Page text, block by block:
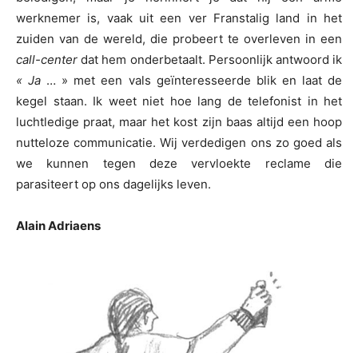
werknemer is, vaak uit een ver Franstalig land in het
zuiden van de wereld, die probeert te overleven in een
call-centerdat hem onderbetaalt. Persoonlijk antwoord ik
« Ja … » met een vals geïnteresseerde blik en laat de
kegel staan. Ik weet niet hoe lang de telefonist in het
luchtledige praat, maar het kost zijn baas altijd een hoop
nutteloze communicatie. Wij verdedigen ons zo goed als
we kunnen tegen deze vervloekte reclame die
parasiteert op ons dagelijks leven.
Alain Adriaens